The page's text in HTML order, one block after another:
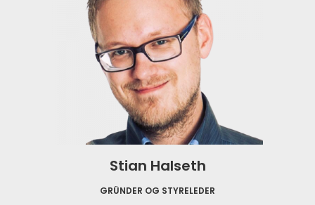
Stian Halseth
GRÜNDER OG STYRELEDER